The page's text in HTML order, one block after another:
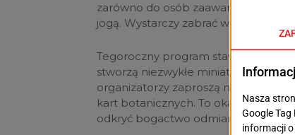
zarówno do osób zaawansowanych,
jogą. Wystarczy zabrać własną matę
Tegoroczny program stawia także
stworzą niezwykłe miniaturowe
organizatorzy zaproszą na spacer
kart botanicznych. To okazja, by
odkryć bogactwo odmian róż.